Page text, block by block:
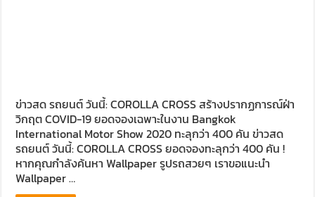
ข่าวสด รถยนต์ วันนี้: COROLLA CROSS สร้างปรากฏการณ์ฝ่า
วิกฤต COVID-19 ยอดจองเฉพาะในงาน Bangkok
International Motor Show 2020 ทะลุกว่า 400 คัน ข่าวสด
รถยนต์ วันนี้: COROLLA CROSS ยอดจองทะลุกว่า 400 คัน !
หากคุณกำลังค้นหา Wallpaper รูปรถสวยๆ เราขอแนะนำ
Wallpaper …